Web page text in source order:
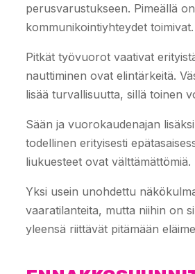
perusvarustukseen. Pimeällä
kommunikointiyhteydet toimivat.
Pitkät työvuorot vaativat
nauttiminen ovat elintärkeitä.
lisää turvallisuutta, sillä toinen
Sään ja vuorokaudenajan
todellinen erityisesti
liukuesteet ovat
Yksi usein unohdettu
vaaratilanteita, mutta niihin on
yleensä riittävät pitämään